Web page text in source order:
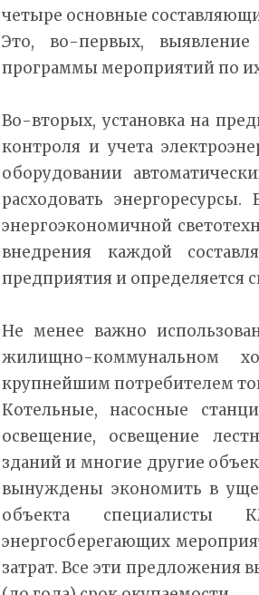
четыре основные
Это, во-первых, выявление
программы мероприятий по
Во-вторых, установка на
контроля и учета
оборудовании
расходовать
энергоэкономичной
внедрения каждой
предприятия и
Не менее важно
жилищно-коммунальном
крупнейшим потребителем
Котельные, насосные
освещение, освещение
зданий и многие другие
вынуждены экономить в
объекта
энергосберегающих
затрат. Все эти